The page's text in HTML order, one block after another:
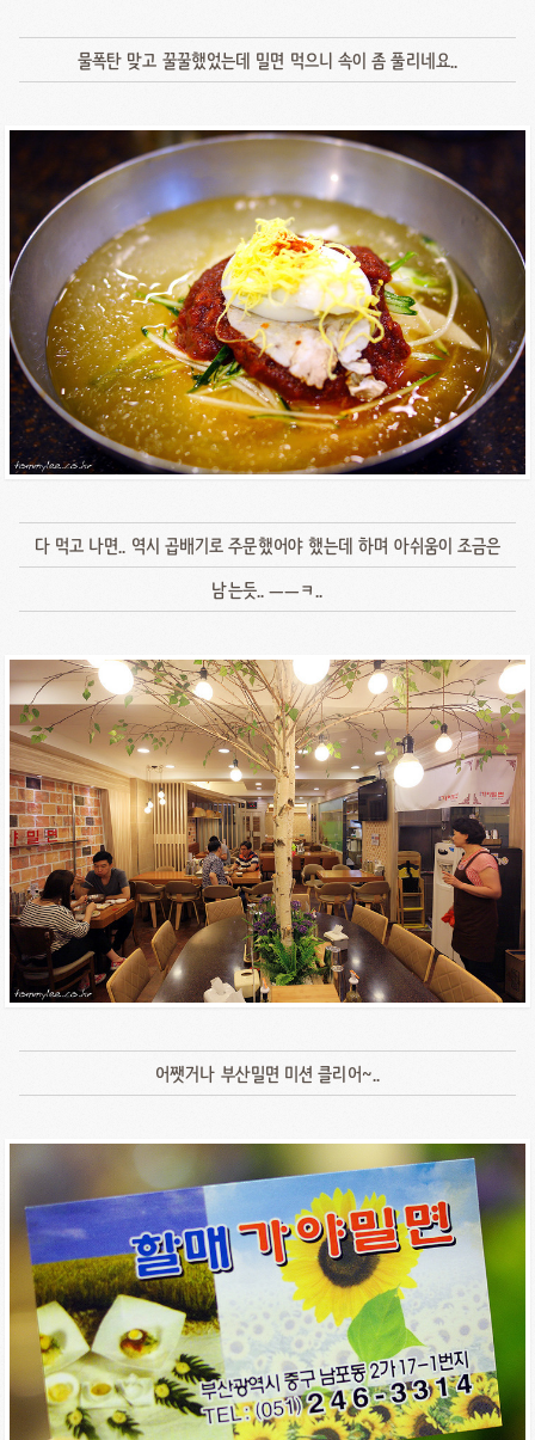
물폭탄 맞고 꿀꿀했었는데 밀면 먹으니 속이 좀 풀리네요..
다 먹고 나면.. 역시 곱배기로 주문했어야 했는데 하며 아쉬움이 조금은
남는듯.. ㅡㅡㅋ..
어쨋거나 부산밀면 미션 클리어~..